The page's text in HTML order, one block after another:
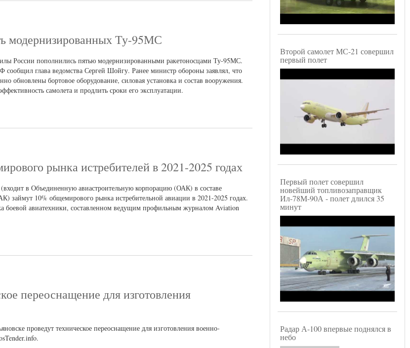
модернизированных Ту-95МС
России пополнились пятью модернизированными ракетоносцами Ту-95МС.
глава ведомства Сергей Шойгу. Ранее министр обороны заявлял, что
обновлены бортовое оборудование, силовая установка и состав вооружения.
самолета и продлить сроки его эксплуатации.
рынка истребителей в 2021-2025 годах
в Объединенную авиастроительную корпорацию (ОАК) в составе
10% общемирового рынка истребительной авиации в 2021-2025 годах.
боевой авиатехники, составленном ведущим профильным журналом Aviation
переоснащение для изготовления
проведут техническое переоснащение для изготовления военно-
Второй самолет МС-21 совершил
первый полет
Первый полет совершил
новейший топливозаправщик
Ил-78М-90А - полет длился 35
минут
Радар А-100 впервые поднялся в
небо